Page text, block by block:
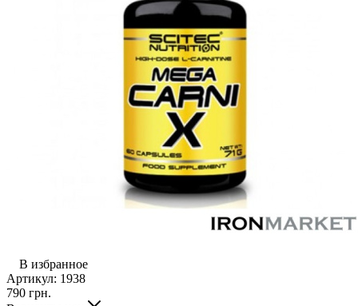
В избранное
Артикул: 1938
790 грн.